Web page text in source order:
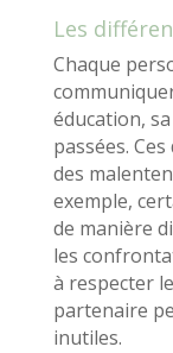
Les
Chaque
éducation,
passées.
des
exemple,
de manière
les
à respecter
partenaire
inutiles.